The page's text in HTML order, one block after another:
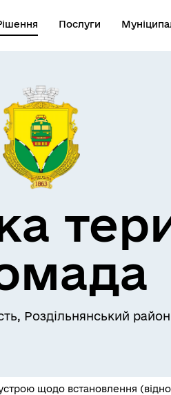
Послуги
Роздільнянський район
щодо встановлення